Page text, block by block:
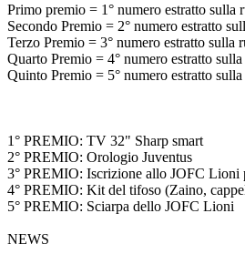
Primo premio = 1° numero estratto sulla
Secondo Premio = 2° numero estratto
Terzo Premio = 3° numero estratto sulla
Quarto Premio = 4° numero estratto
Quinto Premio = 5° numero estratto
1° PREMIO: TV 32" Sharp smart
2° PREMIO: Orologio Juventus
3° PREMIO: Iscrizione allo JOFC Lioni
4° PREMIO: Kit del tifoso (Zaino,
5° PREMIO: Sciarpa dello JOFC Lioni
NEWS